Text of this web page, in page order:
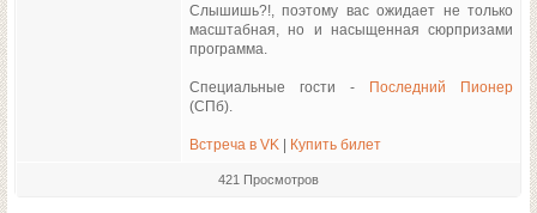
Слышишь?!, поэтому вас ожидает не только
масштабная, но и насыщенная сюрпризами
программа.
Специальные гости -
Последний Пионер
(СПб).
Встреча в VK Купить билет
421 Просмотров